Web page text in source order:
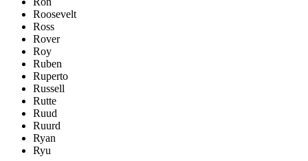
Roosevelt
Ross
Rover
Roy
Ruben
Ruperto
Russell
Rutte
Ruud
Ruurd
Ryan
Ryu